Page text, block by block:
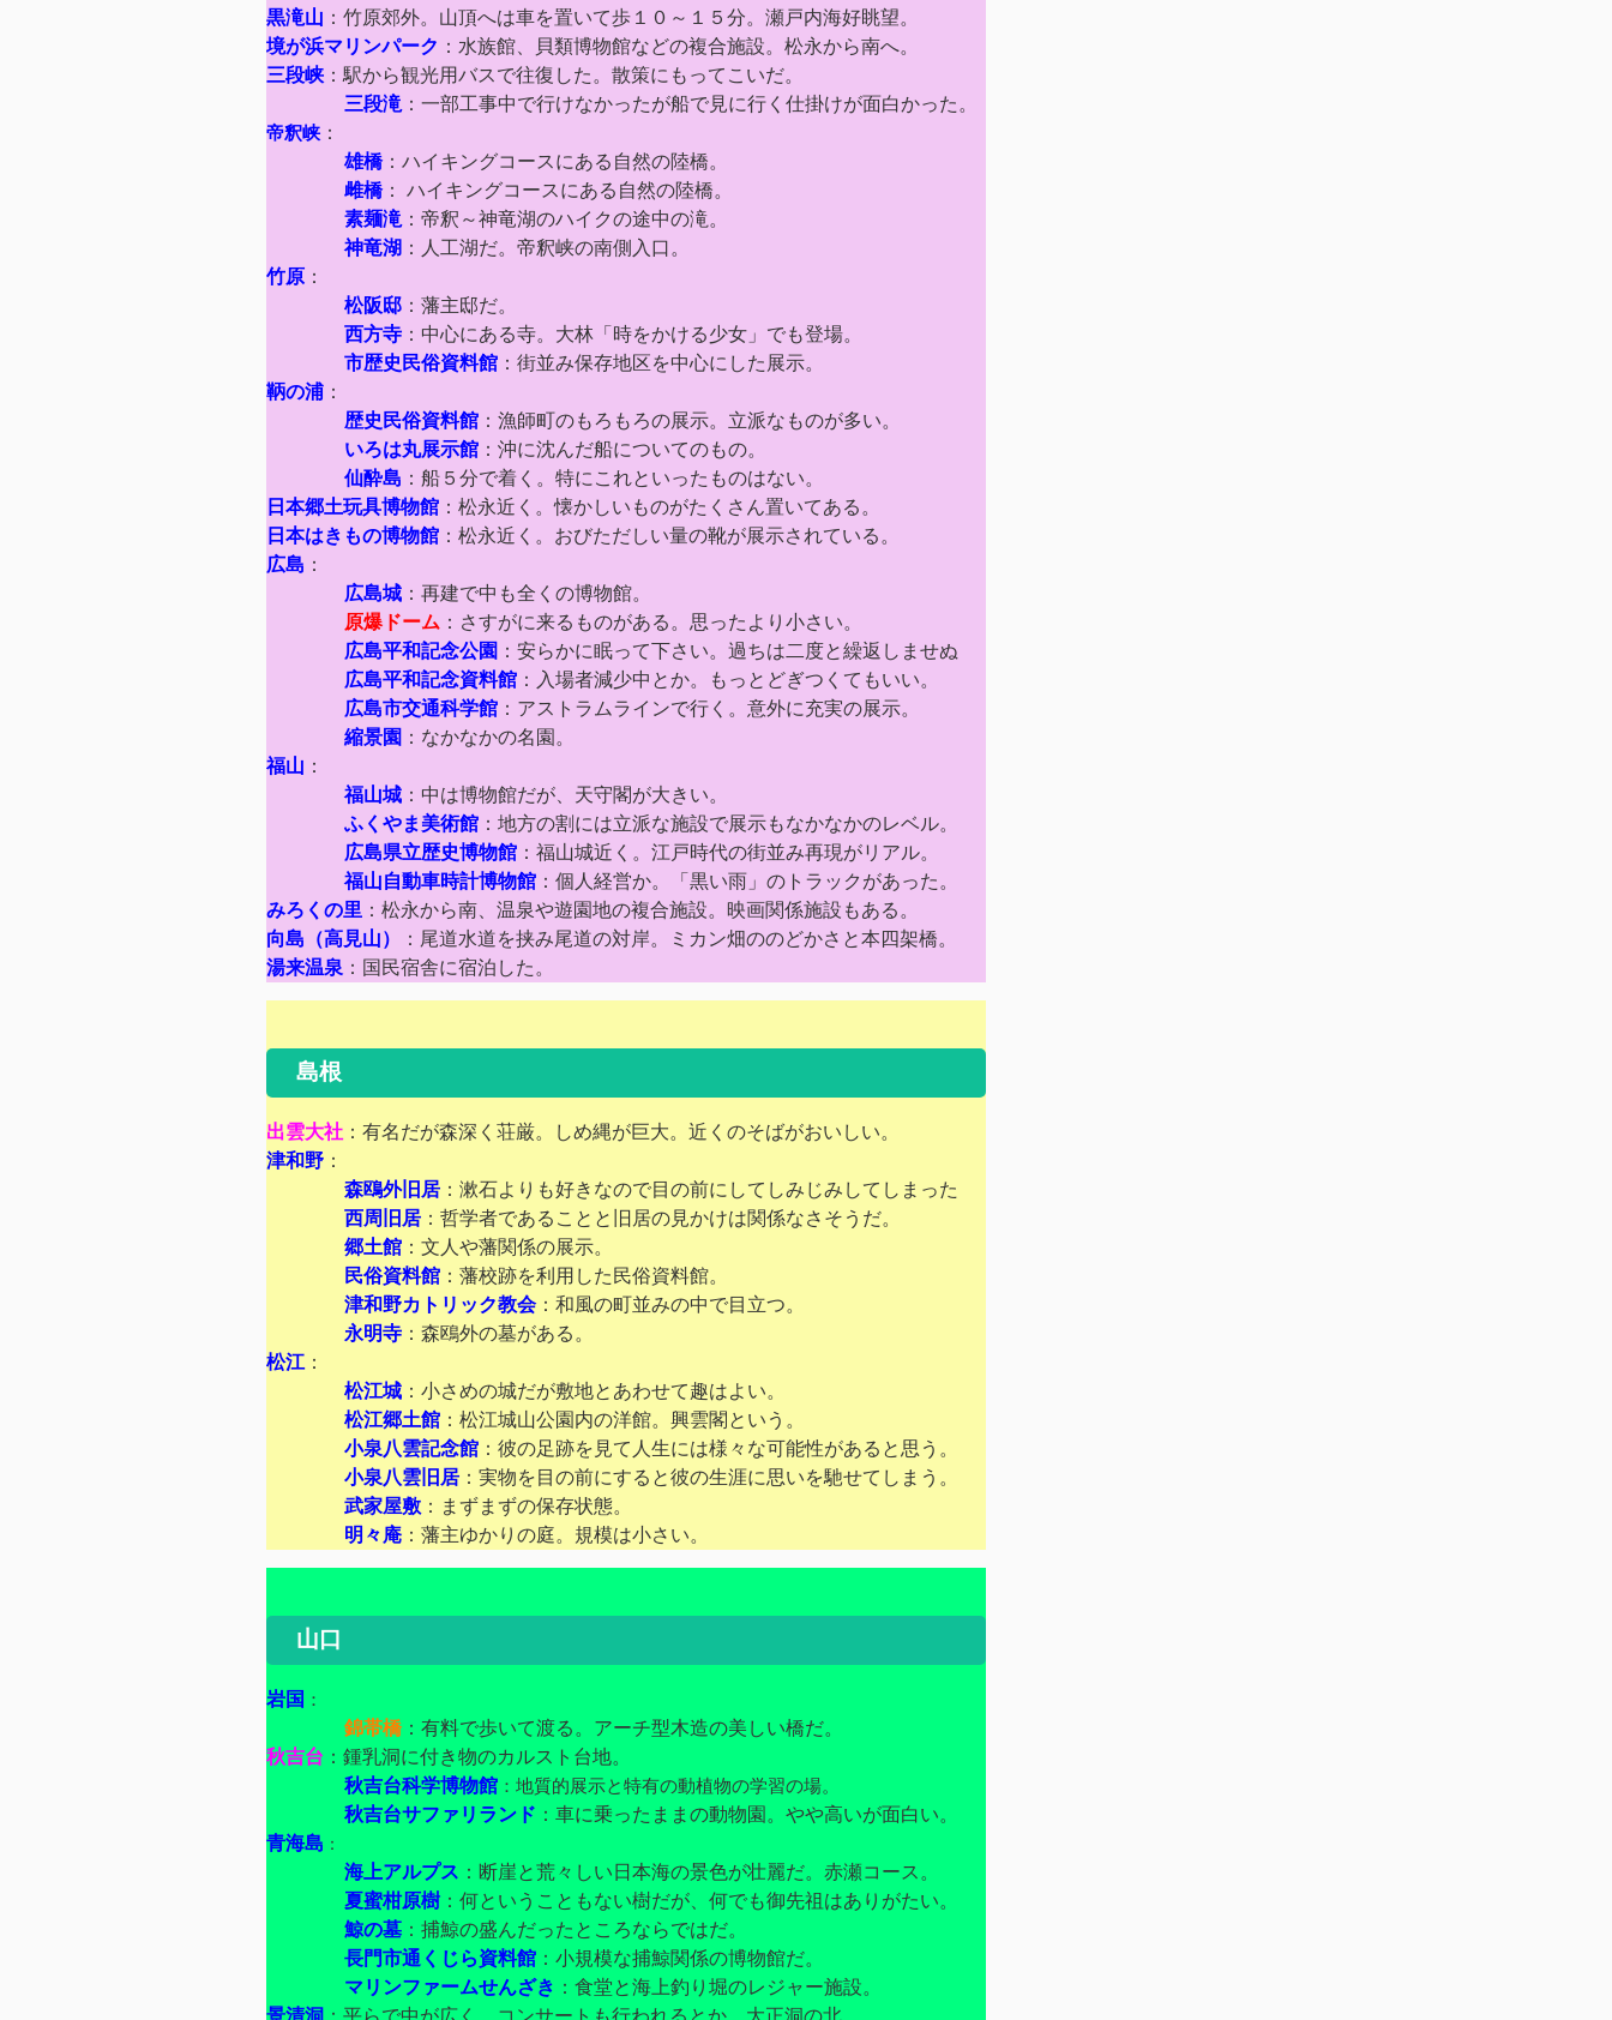
黒滝山 ：竹原郊外。山頂へは車を置いて歩１０～１５分。瀬戸内海好眺望。
境が浜マリンパーク ：水族館、貝類博物館などの複合施設。松永から南へ。
三段峡 ：駅から観光用バスで往復した。散策にもってこいだ。
三段滝 ：一部工事中で行けなかったが船で見に行く仕掛けが面白かった。
帝釈峡 ：
雄橋：ハイキングコースにある自然の陸橋。
雌橋： ハイキングコースにある自然の陸橋。
素麺滝 ：帝釈～神竜湖のハイクの途中の滝。
神竜湖 ：人工湖だ。帝釈峡の南側入口。
竹原 ：
松阪邸 ：藩主邸だ。
西方寺 ：中心にある寺。大林「時をかける少女」でも登場。
市歴史民俗資料館 ：街並み保存地区を中心にした展示。
鞆の浦 ：
歴史民俗資料館 ：漁師町のもろもろの展示。立派なものが多い。
いろは丸展示館 ：沖に沈んだ船についてのもの。
仙酔島 ：船５分で着く。特にこれといったものはない。
日本郷土玩具博物館 ：松永近く。懐かしいものがたくさん置いてある。
日本はきもの博物館 ：松永近く。おびただしい量の靴が展示されている。
広島 ：
広島城 ：再建で中も全くの博物館。
原爆ドーム ：さすがに来るものがある。思ったより小さい。
広島平和記念公園 ：安らかに眠って下さい。過ちは二度と繰返しませぬ
広島平和記念資料館 ：入場者減少中とか。もっとどぎつくてもいい。
広島市交通科学館 ：アストラムラインで行く。意外に充実の展示。
縮景園 ：なかなかの名園。
福山 ：
福山城 ：中は博物館だが、天守閣が大きい。
ふくやま美術館 ：地方の割には立派な施設で展示もなかなかのレベル。
広島県立歴史博物館 ：福山城近く。江戸時代の街並み再現がリアル。
福山自動車時計博物館 ：個人経営か。「黒い雨」のトラックがあった。
みろくの里 ：松永から南、温泉や遊園地の複合施設。映画関係施設もある。
向島（高見山）
：尾道水道を挟み尾道の対岸。ミカン畑ののどかさと本四架橋。
湯来温泉 ：国民宿舎に宿泊した。
島根
出雲大社 ：有名だが森深く荘厳。しめ縄が巨大。近くのそばがおいしい。
津和野 ：
森鴎外旧居 ：漱石よりも好きなので目の前にしてしみじみしてしまった
西周旧居 ：哲学者であることと旧居の見かけは関係なさそうだ。
郷土館 ：文人や藩関係の展示。
民俗資料館 ：藩校跡を利用した民俗資料館。
津和野カトリック教会：和風の町並みの中で目立つ。
永明寺 ：森鴎外の墓がある。
松江 ：
松江城 ：小さめの城だが敷地とあわせて趣はよい。
松江郷土館 ：松江城山公園内の洋館。興雲閣という。
小泉八雲記念館 ：彼の足跡を見て人生には様々 な可能性があると思う。
小泉八雲旧居 ：実物を目の前にすると彼の生涯に思いを馳せてしまう。
武家屋敷 ：まずまずの保存状態。
明々庵 ：藩主ゆかりの庭。規模は小さい。
山口
岩国 ：
錦帯橋：有料で歩いて渡る。アーチ型木造の美しい橋だ。
秋吉台 ：鍾乳洞に付き物のカルスト台地。
秋吉台科学博物館 ：地質的展示と特有の動植物の学習の場。
秋吉台サファリランド ：車に乗ったままの動物園。やや高いが面白い。
青海島 ：
海上アルプス ：断崖と荒々しい日本海の景色が壮麗だ。赤瀬コース。
夏蜜柑原樹 ：何ということもない樹だが、何でも御先祖はありがたい。
鯨の墓 ：捕鯨の盛んだったところならではだ。
長門市通くじら資料館 ：小規模な捕鯨関係の博物館だ。
マリンファームせんざき ：食堂と海上釣り堀のレジャー施設。
景清洞 ：平らで中が広く、コンサートも行われるとか。大正洞の北。